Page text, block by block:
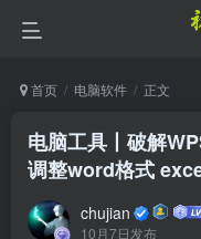
首页 电脑软件 正文
电脑工具丨破解
调整word格式
chujian
10月7日发布